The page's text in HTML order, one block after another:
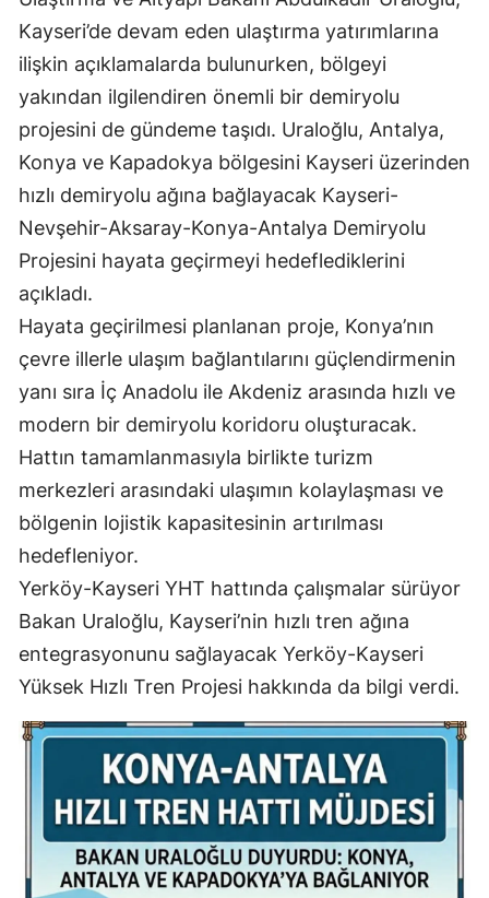
Aksaray
Bayburt
Karaman
Kırıkkale
Batman
Şırnak
Bartın
Ardahan
Iğdır
Yalova
Karabük
Osmaniye
Düzce
Kayseri’de devam eden ulaştırma yatırımlarına
ilişkin açıklamalarda bulunurken, bölgeyi
yakından ilgilendiren önemli bir demiryolu
projesini de gündeme taşıdı. Uraloğlu, Antalya,
Konya ve Kapadokya bölgesini Kayseri üzerinden
hızlı demiryolu ağına bağlayacak Kayseri-
Nevşehir-Aksaray-Konya-Antalya Demiryolu
Projesini hayata geçirmeyi hedeflediklerini
açıkladı.
Hayata geçirilmesi planlanan proje, Konya’nın
çevre illerle ulaşım bağlantılarını güçlendirmenin
yanı sıra İç Anadolu ile Akdeniz arasında hızlı ve
modern bir demiryolu koridoru oluşturacak.
Hattın tamamlanmasıyla birlikte turizm
merkezleri arasındaki ulaşımın kolaylaşması ve
bölgenin lojistik kapasitesinin artırılması
hedefleniyor.
Yerköy-Kayseri YHT hattında çalışmalar sürüyor
Bakan Uraloğlu, Kayseri’nin hızlı tren ağına
entegrasyonunu sağlayacak Yerköy-Kayseri
Yüksek Hızlı Tren Projesi hakkında da bilgi verdi.